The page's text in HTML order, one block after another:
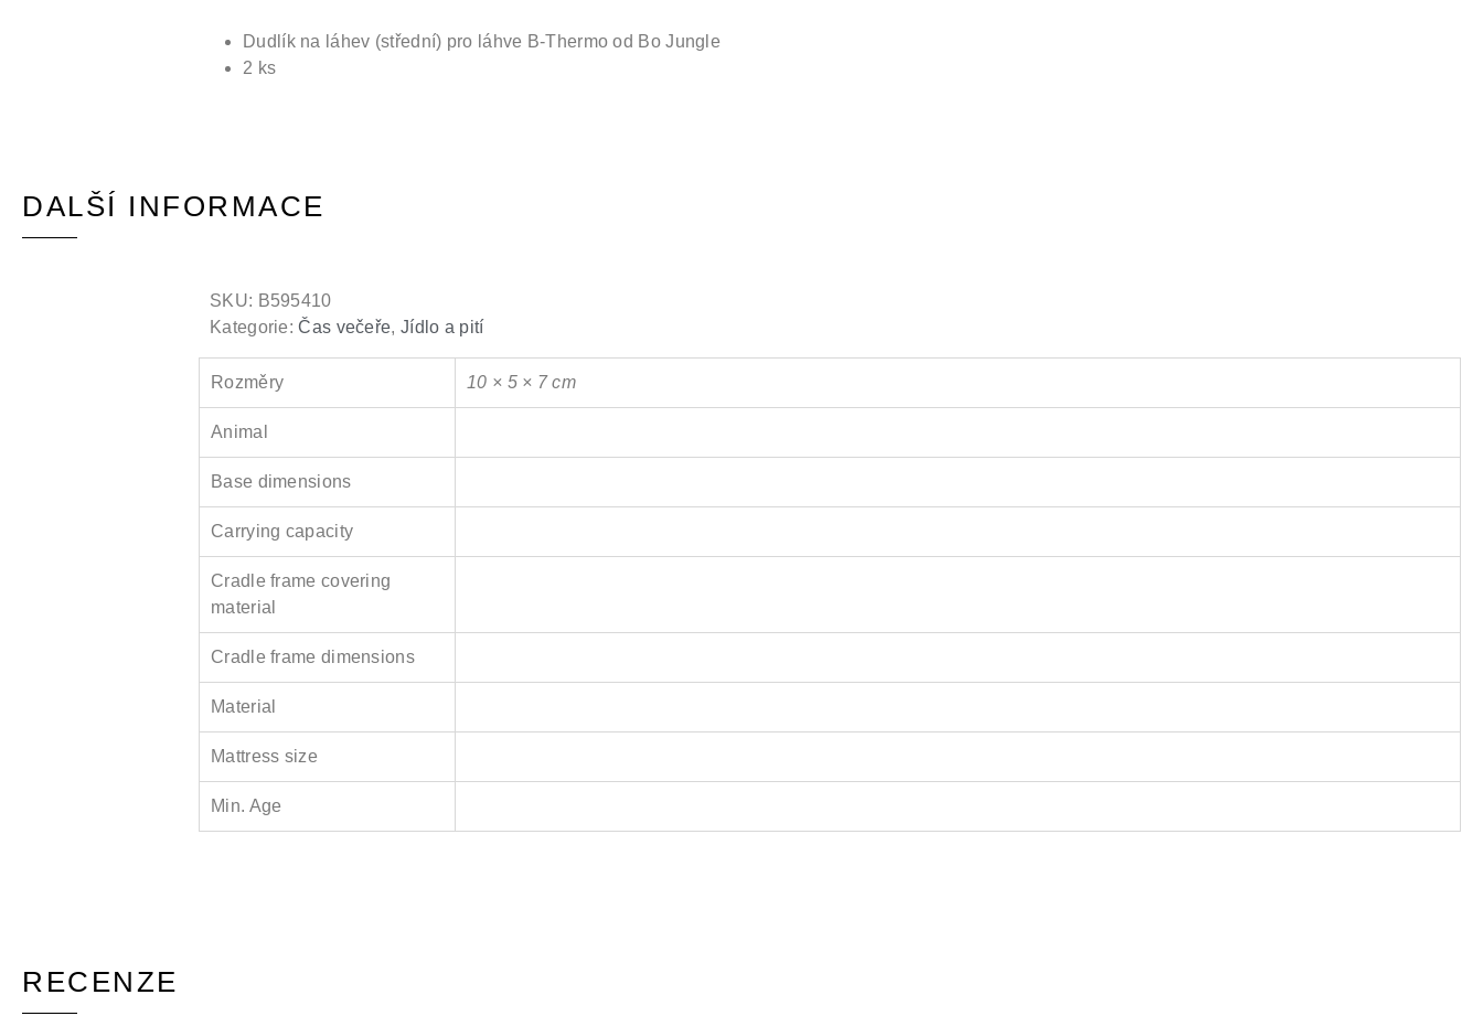
Dudlík na láhev (střední) pro láhve B-Thermo od Bo Jungle
2 ks
DALŠÍ INFORMACE
SKU: B595410
Kategorie:Čas večeře, Jídlo a pití
Rozměry 10 × 5 × 7 cm
Animal
Base dimensions
Carrying capacity
Cradle frame covering
material
Cradle frame dimensions
Material
Mattress size
Min. Age
RECENZE